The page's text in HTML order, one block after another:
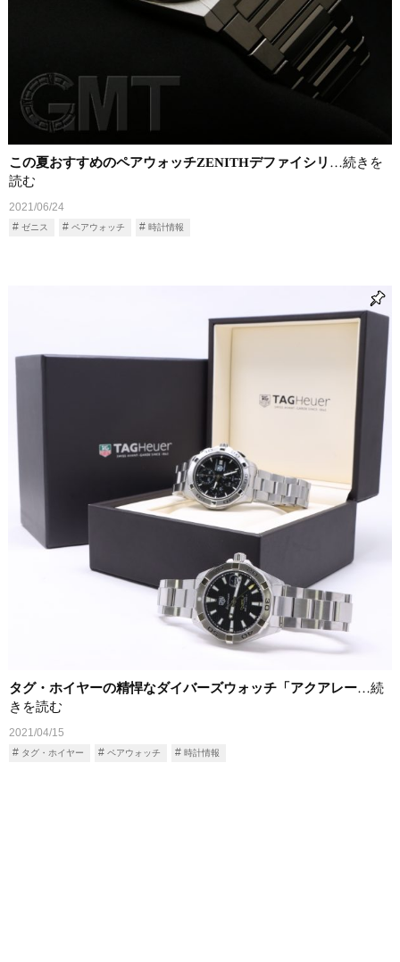
この夏おすすめのペアウォッチZENITHデファイシリ …続きを
読む
2021/06/24
ゼニス ペアウォッチ 時計情報
タグ・ホイヤーの精悍なダイバーズウォッチ「アクアレー…続
きを読む
2021/04/15
タグ・ホイヤー ペアウォッチ 時計情報